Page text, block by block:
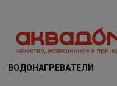
ВОДОНАГРЕВАТЕЛИ